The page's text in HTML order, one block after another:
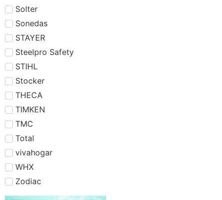
Solter
Sonedas
STAYER
Steelpro Safety
STIHL
Stocker
THECA
TIMKEN
TMC
Total
vivahogar
WHX
Zodiac